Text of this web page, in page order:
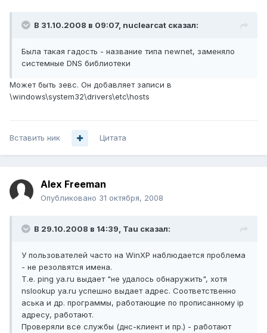
В 31.10.2008 в 09:07, nuclearcat сказал:
Была такая гадость - название типа newnet, заменяло
системные DNS библиотеки
Может быть зевс. Он добавляет записи в
\windows\system32\drivers\etc\hosts
Вставить ник Цитата
Alex Freeman
Опубликовано 31 октября, 2008
В 29.10.2008 в 14:39, Tau сказал:
У пользователей часто на WinXP наблюдается проблема
- не резолвятся имена.
Т.е. ping ya.ru выдает "не удалось обнаружить", хотя
nslookup ya.ru успешно выдает адрес. Соответственно
аська и др. программы, работающие по прописанному ip
адресу, работают.
Проверяли все службы (днс-клиент и пр.) - работают